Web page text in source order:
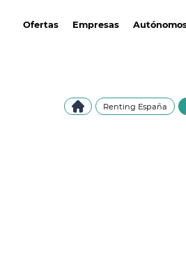
Ofertas Empresas
Renting España